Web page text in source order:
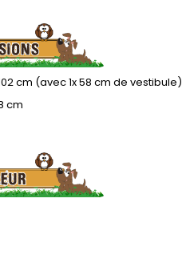
102 cm (avec 1x 58 cm de vestibule)
cm